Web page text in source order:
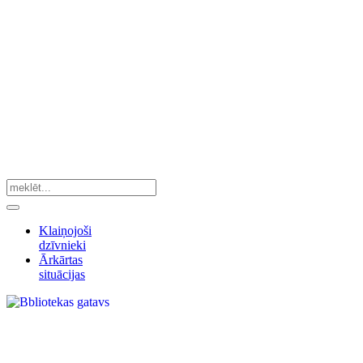
Klaiņojoši
dzīvnieki
Ārkārtas
situācijas